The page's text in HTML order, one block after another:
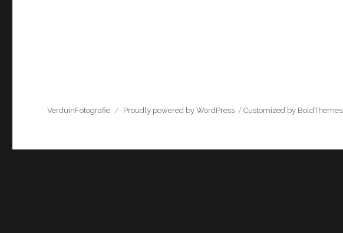
Customized by BoldThemes
VerduinFotografie Proudly powered by WordPress